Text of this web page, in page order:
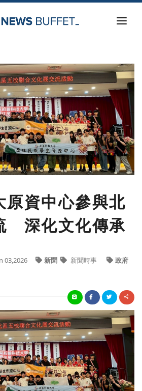
原資中心參與北
深化文化傳承
03,2026 新聞 新聞時事 政府